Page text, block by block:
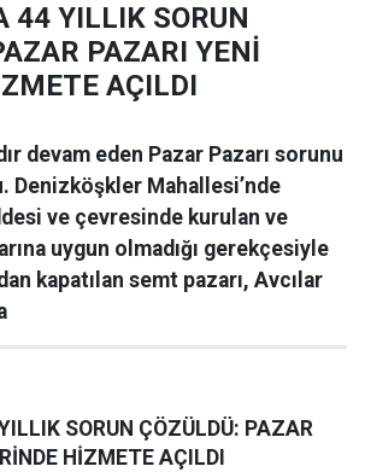
44 YILLIK SORUN
PAZARI YENİ
AÇILDI
devam eden Pazar Pazarı sorunu
Denizköşkler Mahallesi’nde
ve çevresinde kurulan ve
uygun olmadığı gerekçesiyle
kapatılan semt pazarı, Avcılar
SORUN ÇÖZÜLDÜ: PAZAR
HİZMETE AÇILDI